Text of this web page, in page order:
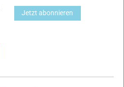
Jetzt abonnieren